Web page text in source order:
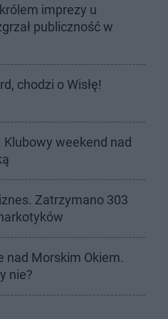
imprezy u
publiczność w
chodzi o Wisłę!
weekend nad
Zatrzymano 303
nad Morskim Okiem.
nie?